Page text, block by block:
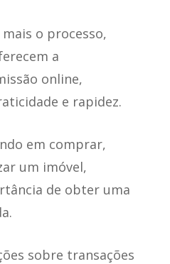
o processo,
a
online,
e rapidez.
em comprar,
um imóvel,
de obter uma
sobre transações